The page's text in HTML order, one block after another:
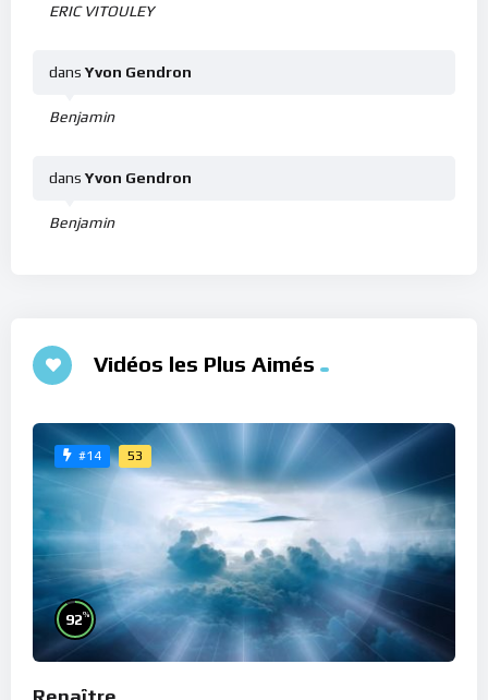
ERIC VITOULEY
Benjamin
dans Yvon Gendron
Benjamin
dans Yvon Gendron
Vidéos les Plus Aimés
#14 53
92%